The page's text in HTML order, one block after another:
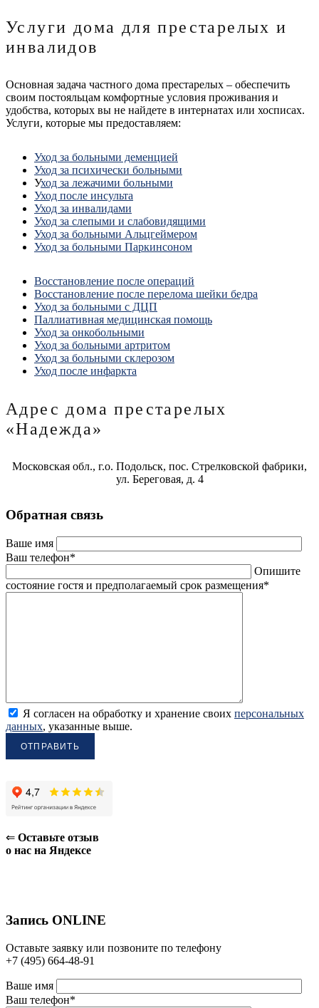
Услуги дома для престарелых и
инвалидов
Основная задача частного дома престарелых – обеспечить
своим постояльцам комфортные условия проживания и
удобства, которых вы не найдете в интернатах или хосписах.
Услуги, которые мы предоставляем:
Уход за больными деменцией
Уход за психически больными
Уход за лежачими больными
Уход после инсульта
Уход за инвалидами
Уход за слепыми и слабовидящими
Уход за больными Альцгеймером
Уход за больными Паркинсоном
Восстановление после операций
Восстановление после перелома шейки бедра
Уход за больными с ДЦП
Паллиативная медицинская помощь
Уход за онкобольными
Уход за больными артритом
Уход за больными склерозом
Уход после инфаркта
Адрес дома престарелых
«Надежда»
Московская обл., г.о. Подольск, пос. Стрелковской фабрики,
ул. Береговая, д. 4
Обратная связь
Ваше имя
Ваш телефон*
Опишите
состояние гостя и предполагаемый срок размещения*
Я согласен на обработку и хранение своих персональных
данных, указанные выше.
⇐ Оставьте отзыв
о нас на Яндексе
Запись ONLINE
Оставьте заявку или позвоните по телефону
+7 (495) 664-48-91
Ваше имя
Ваш телефон*